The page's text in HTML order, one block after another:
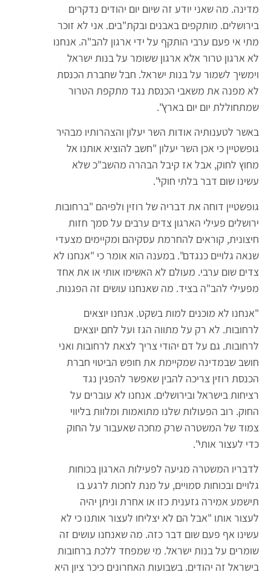
מדינה. מה שאני יודע זה שיום יום יהודים נדקרים
בירושלים. מותקפים באבנים ובקת"בים. אני לא זוכר
מתי אי פעם ערבי הותקף על ידי ארגון להב"ה. אנחנו
לא ארגון טרור אלא ארגון ששומר על בנות ישראל
וימשיך לשמור על בנות ישראל. חבל שחברת הכנסת
לא מפנה את משאבי הכנסת נגד מתקפת הטרור
שמתחוללת יום יום בארץ".
באשר לטענותיה אודות השר יעלון והצהרותיו מבהיר
גופשטיין כי אכן השר יעלון "חשב להוציא אותנו אל
מחוץ לחוק, אבל אז קיבל הבהרה מהשב"כ שלא
עשינו שום דבר בלתי חוקי".
גופשטיין דוחה את דבריה של רוזין ולפיהם "ברחובות
ירושלים פעילי הארגון צדים ערבים על סמך חזות
חיצונית, קוראים להחרמת עסקיהם ומקיימים מצעדי
שנאה גלויים כנגדם". במענה הוא אומר כי "אנחנו לא
צדים שום ערבי. מעולם לא האשימו אותי או את אחד
מפעילי להב"ה בציד. מה שאנחנו עושים זה הפגנות.
"אנחנו לא מוכנים למות בשקט. אנחנו יוצאים
לרחובות. לא רק על מתווה הגז ועל לחם יוצאים
לרחובות. גם על דם יהודי צריך לצאת לרחובות ואני
חושב שבמדינה שמקיימת את חופש הביטוי חברת
הכנסת רוזין צריכה להבין שאפשר להפגין נגד
רציחות בישראל ובירושלים. אנחנו לא עוברים על
החוק. רוב הפעולות שלנו מתואמות ומלוות בליווי
צמוד של המשטרה שרק מחכה שאעבור על החוק
כדי לעצור אותי".
לדבריו המשטרה מגיעה לפעילות הארגון בכוחות
גלויים ובכוחות סמויים, על מנת לחכות לרגע בו
תישמע אמירה גזענית כזו או אחרת וניתן יהיה
לעצור אותו "אבל הם לא יצליחו לעצור אותנו כי לא
עשינו אף פעם שום דבר כזה. מה שאנחנו עושים זה
שומרים על בנות ישראל. מי שמפחד ללכת ברחובות
בישראל זה יהודים. בשבועות האחרונים כיכר ציון היא